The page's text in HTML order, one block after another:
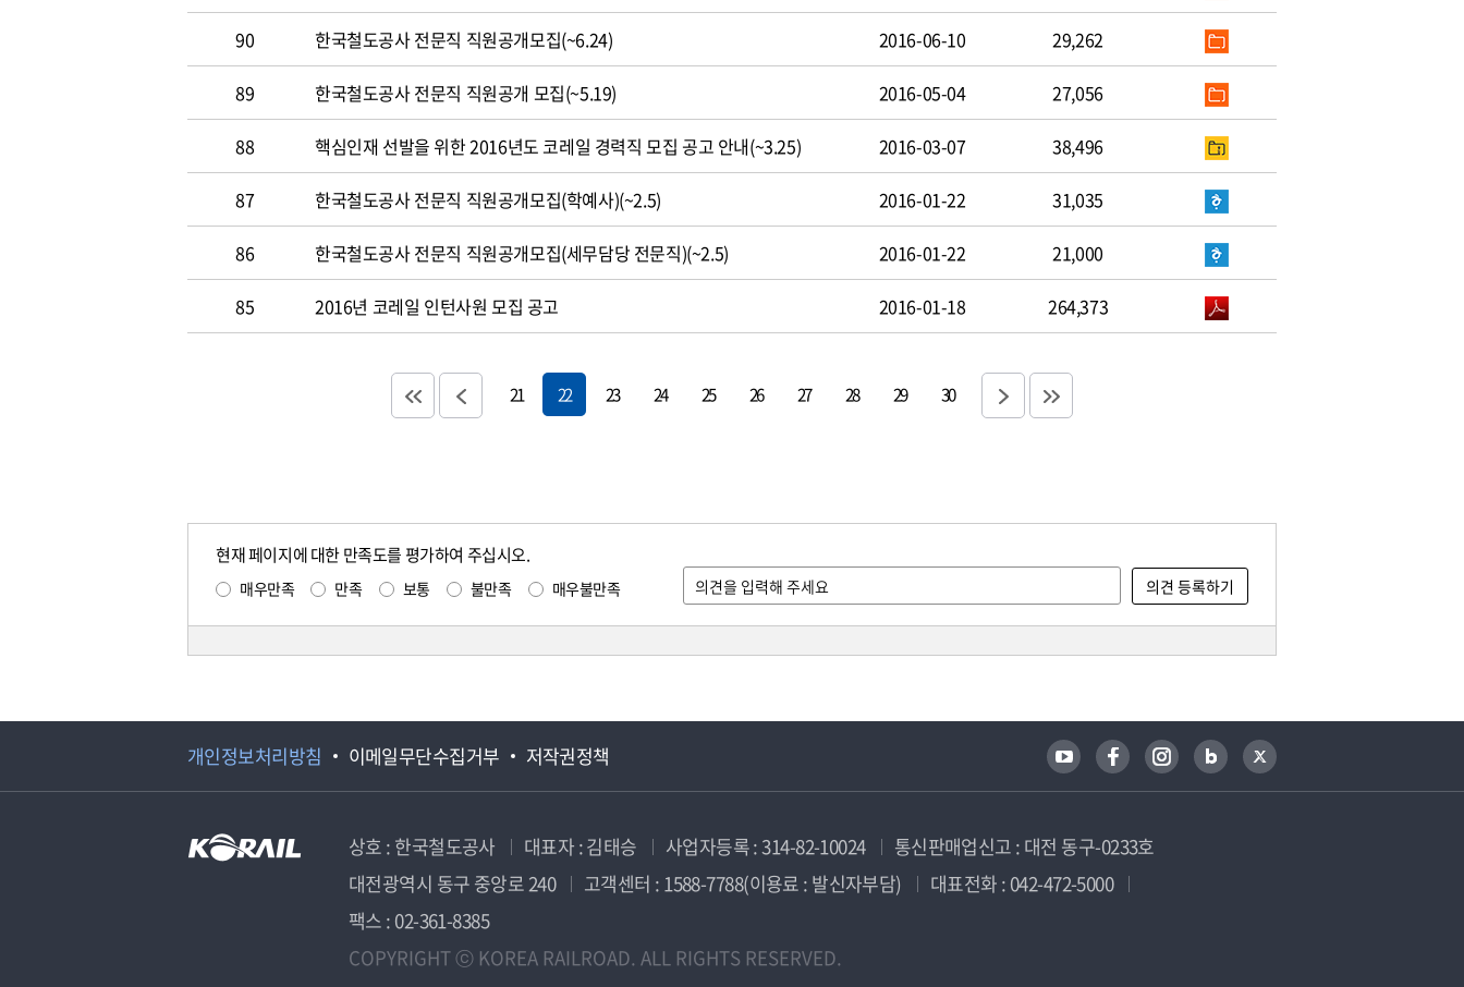
90 한국철도공사 전문직 직원공개모집(~6.24) 2016-06-10 29,262
89 한국철도공사 전문직 직원공개 모집(~5.19) 2016-05-04 27,056
88 핵심인재 선발을 위한 2016년도 코레일 경력직 모집 공고 안내(~3.25) 2016-03-07 38,496
87 한국철도공사 전문직 직원공개모집(학예사)(~2.5) 2016-01-22 31,035
86 한국철도공사 전문직 직원공개모집(세무담당 전문직)(~2.5) 2016-01-22 21,000
85 2016년 코레일 인턴사원 모집 공고 2016-01-18 264,373
21 22 23 24 25 26 27 28 29 30
현재 페이지에 대한 만족도를 평가하여 주십시오.
매우만족 만족 보통 불만족 매우불만족
개인정보처리방침 이메일무단수집거부 저작권정책
상호 : 한국철도공사 대표자 : 김태승 사업자등록 : 314-82-10024
통신판매업신고 : 대전 동구-0233호
대전광역시 동구 중앙로 240
고객센터 : 1588-7788(이용료 : 발신자부담)
대표전화 : 042-472-5000
팩스 : 02-361-8385
COPYRIGHT ⓒ KOREA RAILROAD. ALL RIGHTS RESERVED.